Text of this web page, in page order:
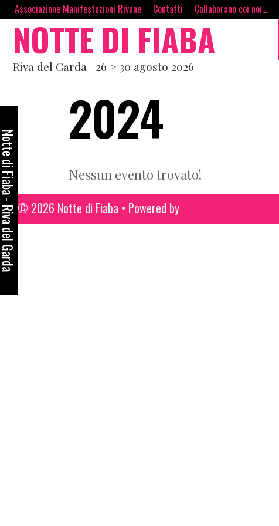
contenuto
Skip
to
content
Associazione Manifestazioni Rivane Contatti Collaborano coi noi…
NOTTE DI FIABA
Riva del Garda | 26 > 30 agosto 2026
2024
Nessun evento trovato!
© 2026 Notte di Fiaba • Powered by
del Garda